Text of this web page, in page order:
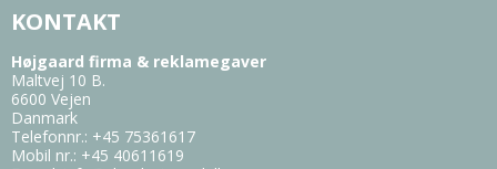
KONTAKT
Højgaard firma & reklamegaver
Maltvej 10 B.
6600 Vejen
Danmark
Telefonnr.: +45 75361617
Mobil nr.: +45 40611619